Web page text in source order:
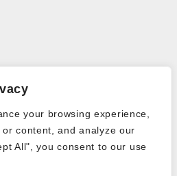
your browsing experience,
content, and analyze our
All", you consent to our use